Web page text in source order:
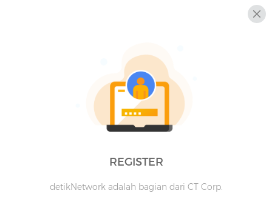
REGISTER
detikNetwork adalah bagian dari CT Corp.